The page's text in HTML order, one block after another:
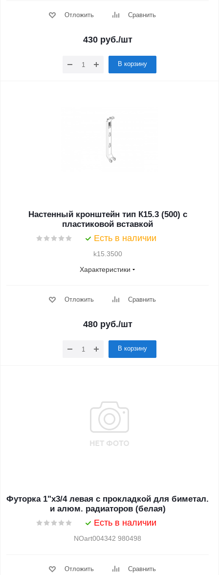
Отложить Сравнить
430 руб./шт
В корзину
Настенный кронштейн тип К15.3 (500) с
пластиковой вставкой
Есть в наличии
k15.3500
Характеристики
Отложить Сравнить
480 руб./шт
В корзину
Футорка 1"х3/4 левая с прокладкой для биметал.
и алюм. радиаторов (белая)
Есть в наличии
NOart004342 980498
Отложить Сравнить